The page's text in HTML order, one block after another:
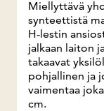
Miellyttävä
synteettistä
H-lestin
jalkaan laiton
takaavat
pohjallinen ja
vaimentaa
cm.